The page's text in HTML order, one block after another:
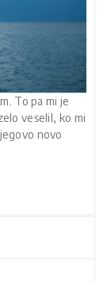
To pa mi je
veselil, ko mi
novo